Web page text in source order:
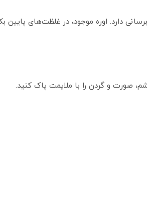
دارد. اوره موجود، در غلظت‌های پایین
صورت و گردن را با ملایمت پاک کنید.